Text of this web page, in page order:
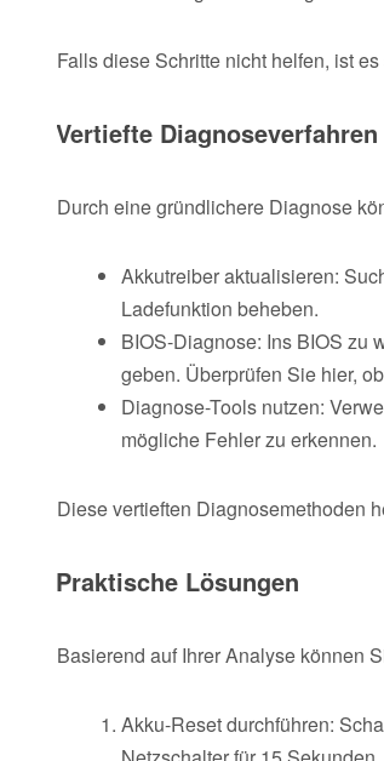
Falls diese Schritte nicht helfen, ist
Vertiefte Diagnoseverfahren
Durch eine gründlichere Diagnose
Akkutreiber aktualisieren:
Ladefunktion beheben.
BIOS-Diagnose: Ins BIOS zu
geben. Überprüfen Sie hier,
Diagnose-Tools nutzen:
mögliche Fehler zu erkennen.
Diese vertieften Diagnosemethoden
Praktische Lösungen
Basierend auf Ihrer Analyse können
Akku-Reset durchführen: